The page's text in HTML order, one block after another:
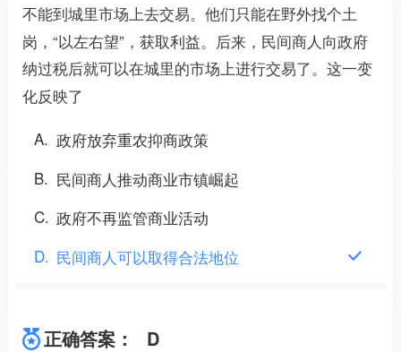
不能到城里市场上去交易。他们只能在野外找个土
岗，“以左右望”，获取利益。后来，民间商人向政府
纳过税后就可以在城里的市场上进行交易了。这一变
化反映了
A 政府放弃重农抑商政策
B 民间商人推动商业市镇崛起
C 政府不再监管商业活动
D 民间商人可以取得合法地位
正确答案： D